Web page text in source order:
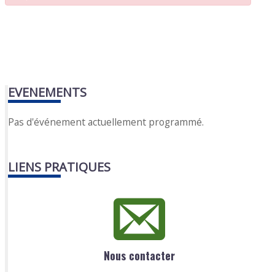
EVENEMENTS
Pas d'événement actuellement programmé.
LIENS PRATIQUES
Nous contacter